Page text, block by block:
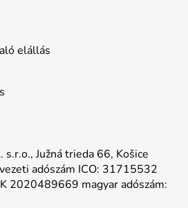
elállás
s.r.o., Južná trieda 66, Košice
adószám ICO: 31715532
2020489669 magyar adószám: